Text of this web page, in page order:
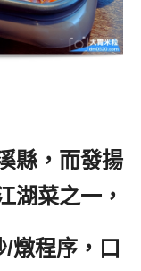
縣，而發揚
湖菜之一，
燉程序，口